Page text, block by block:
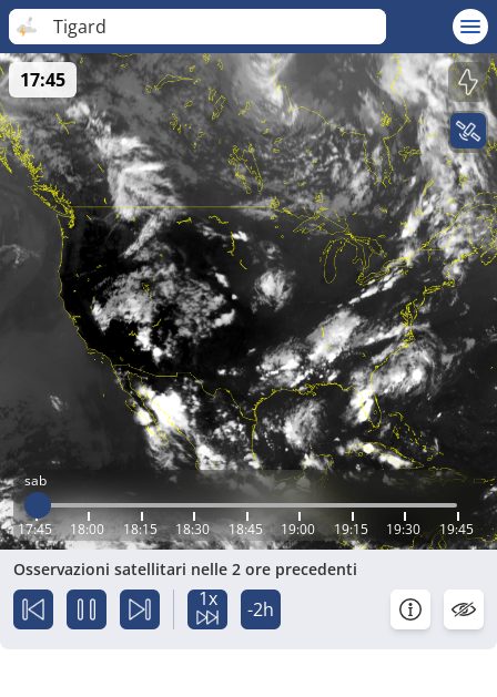
Tigard
sab
17:45 18:00 18:15 18:30 18:45 19:00 19:15 19:30 19:45
17:45
Osservazioni satellitari nelle 2 ore precedenti
1x -2h